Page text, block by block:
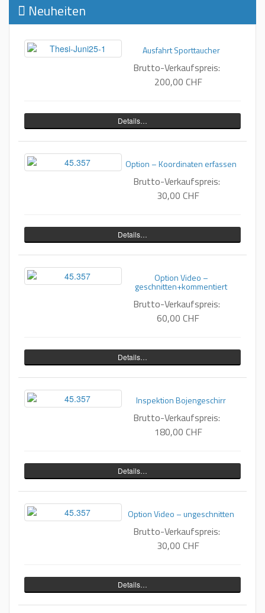
Neuheiten
Ausfahrt Sporttaucher
Brutto-Verkaufspreis:
200,00 CHF
Details…
Option – Koordinaten erfassen
Brutto-Verkaufspreis:
30,00 CHF
Details…
Option Video –
geschnitten+kommentiert
Brutto-Verkaufspreis:
60,00 CHF
Details…
Inspektion Bojengeschirr
Brutto-Verkaufspreis:
180,00 CHF
Details…
Option Video – ungeschnitten
Brutto-Verkaufspreis:
30,00 CHF
Details…